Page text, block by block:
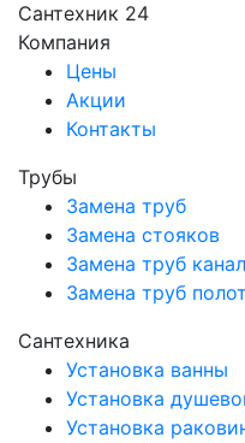
Сантехник 24
Компания
Цены
Акции
Контакты
Трубы
Замена труб
Замена стояков
Замена труб
Замена труб
Сантехника
Установка ванны
Установка
Установка